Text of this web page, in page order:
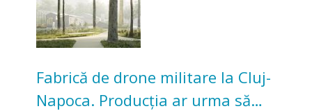
Fabrică de drone militare la Cluj-
Napoca. Producția ar urma să